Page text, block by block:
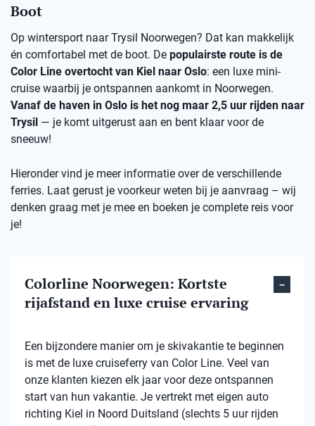
Boot
Op wintersport naar Trysil Noorwegen? Dat kan makkelijk
én comfortabel met de boot. De populairste route is de
Color Line overtocht van Kiel naar Oslo: een luxe mini-
cruise waarbij je ontspannen aankomt in Noorwegen.
Vanaf de haven in Oslo is het nog maar 2,5 uur rijden naar
Trysil — je komt uitgerust aan en bent klaar voor de
sneeuw!
Hieronder vind je meer informatie over de verschillende
ferries. Laat gerust je voorkeur weten bij je aanvraag – wij
denken graag met je mee en boeken je complete reis voor
je!
Colorline Noorwegen: Kortste
rijafstand en luxe cruise ervaring
Een bijzondere manier om je skivakantie te beginnen
is met de luxe cruiseferry van Color Line. Veel van
onze klanten kiezen elk jaar voor deze ontspannen
start van hun vakantie. Je vertrekt met eigen auto
richting Kiel in Noord Duitsland (slechts 5 uur rijden